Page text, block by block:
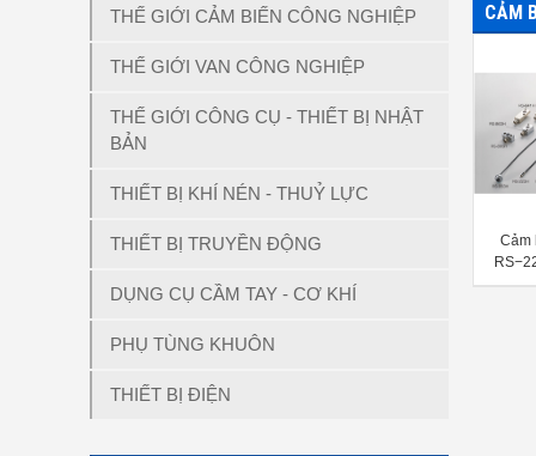
THẾ GIỚI CẢM BIẾN CÔNG NGHIỆP
THẾ GIỚI VAN CÔNG NGHIỆP
THẾ GIỚI CÔNG CỤ - THIẾT BỊ NHẬT
BẢN
THIẾT BỊ KHÍ NÉN - THUỶ LỰC
THIẾT BỊ TRUYỀN ĐỘNG
DỤNG CỤ CẦM TAY - CƠ KHÍ
PHỤ TÙNG KHUÔN
THIẾT BỊ ĐIỆN
CẢM
Cảm